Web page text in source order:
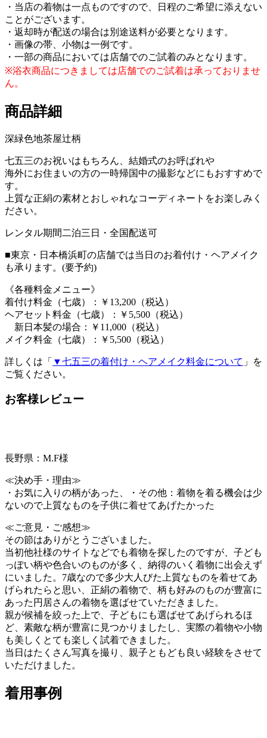
・当店の着物は一点ものですので、日程のご希望に添えない
ことがございます。
・返却時が配送の場合は別途送料が必要となります。
・画像の帯、小物は一例です。
・一部の商品においては店舗でのご試着のみとなります。
※浴衣商品につきましては店舗でのご試着は承っておりませ
ん。
商品詳細
深緑色地茶屋辻柄
七五三のお祝いはもちろん、結婚式のお呼ばれや
海外にお住まいの方の一時帰国中の撮影などにもおすすめで
す。
上質な正絹の素材とおしゃれなコーディネートをお楽しみく
ださい。
レンタル期間二泊三日・全国配送可
■東京・日本橋浜町の店舗では当日のお着付け・ヘアメイク
も承ります。(要予約)
《各種料金メニュー》
着付け料金（七歳）：￥13,200（税込）
ヘアセット料金（七歳）：￥5,500（税込）
新日本髪の場合：￥11,000（税込）
メイク料金（七歳）：￥5,500（税込）
詳しくは「 ▼七五三の着付け・ヘアメイク料金について 」を
ご覧ください。
お客様レビュー
長野県：M.F様
≪決め手・理由≫
・お気に入りの柄があった、・その他：着物を着る機会は少
ないので上質なものを子供に着せてあげたかった
≪ご意見・ご感想≫
その節はありがとうございました。
当初他社様のサイトなどでも着物を探したのですが、子ども
っぽい柄や色合いのものが多く、納得のいく着物に出会えず
にいました。7歳なので多少大人びた上質なものを着せてあ
げられたらと思い、正絹の着物で、柄も好みのものが豊富に
あった円居さんの着物を選ばせていただきました。
親が候補を絞った上で、子どもにも選ばせてあげられるほ
ど、素敵な柄が豊富に見つかりましたし、実際の着物や小物
も美しくとても楽しく試着できました。
当日はたくさん写真を撮り、親子ともども良い経験をさせて
いただけました。
着用事例